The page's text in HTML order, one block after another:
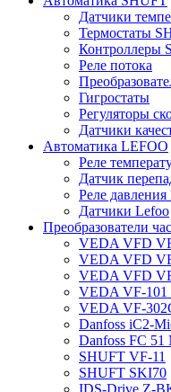
Датчики
Термостаты
Контроллеры
Реле потока
Гигростаты
Регуляторы
Датчики
Автоматика LEFOO
Реле
Датчик
Реле
Датчики Lefoo
Преобразователи
VEDA VFD
VEDA VFD
VEDA VFD
VEDA VF-101
VEDA VF-
Danfoss iC2-
Danfoss FC
SHUFT VF-11
SHUFT SKI70
IDS-Drive Z-